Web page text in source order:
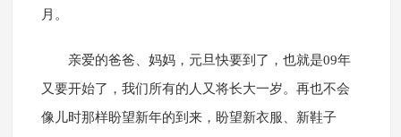
月。
亲爱的爸爸、妈妈，元旦快要到了，也就是09年
又要开始了，我们所有的人又将长大一岁。再也不会
像儿时那样盼望新年的到来，盼望新衣服、新鞋子